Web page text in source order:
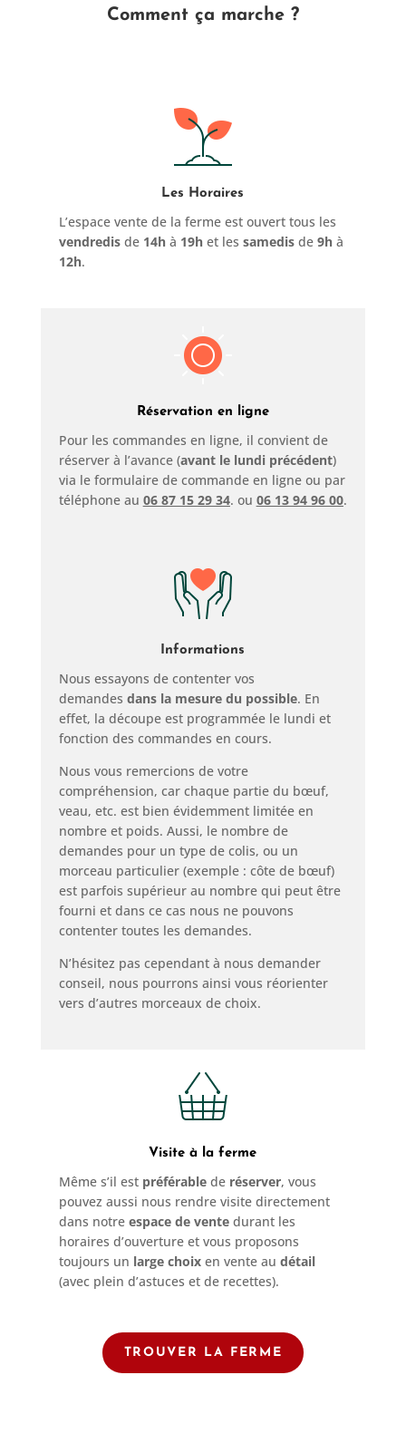
Comment ça marche ?
Les Horaires
L’espace vente de la ferme est ouvert tous les
vendredisde 14hà 19het les samedisde 9hà
12h.
Réservation en ligne
Pour les commandes en ligne, il convient de
réserver à l’avance (avant le lundi précédent)
via le formulaire de commande en ligne ou par
téléphone au 06 87 15 29 34. ou 06 13 94 96 00.
Informations
Nous essayons de contenter vos
demandes dans la mesure du possible. En
effet, la découpe est programmée le lundi et
fonction des commandes en cours.
Nous vous remercions de votre
compréhension, car chaque partie du bœuf,
veau, etc. est bien évidemment limitée en
nombre et poids. Aussi, le nombre de
demandes pour un type de colis, ou un
morceau particulier (exemple : côte de bœuf)
est parfois supérieur au nombre qui peut être
fourni et dans ce cas nous ne pouvons
contenter toutes les demandes.
N’hésitez pas cependant à nous demander
conseil, nous pourrons ainsi vous réorienter
vers d’autres morceaux de choix.
Visite à la ferme
Même s’il est préférablede réserver, vous
pouvez aussi nous rendre visite directement
dans notre espace de ventedurant les
horaires d’ouverture et vous proposons
toujours un large choixen vente au détail
(avec plein d’astuces et de recettes).
TROUVER LA FERME